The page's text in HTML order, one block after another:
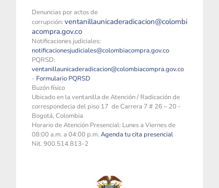
Denuncias por actos de
corrupción: ventanillaunicaderadicacion@colombi
acompra.gov.co
Notificaciones judiciales:
notificacionesjudiciales@colombiacompra.gov.co
PQRSD:
ventanillaunicaderadicacion@colombiacompra.gov.co
- Formulario PQRSD
Buzón físico
Ubicado en la ventanilla de Atención / Radicación de
correspondecia del piso 17 de Carrera 7 # 26 – 20 -
Bogotá, Colombia
Horario de Atención Presencial: Lunes a Viernes de
08:00 a.m. a 04:00 p.m. Agenda tu cita presencial
Nit. 900.514.813-2